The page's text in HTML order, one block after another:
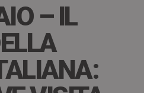
– IL